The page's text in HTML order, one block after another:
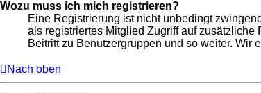
Wozu muss ich mich registrieren?
Eine Registrierung ist nicht unbedingt
als registriertes Mitglied Zugriff auf
Beitritt zu Benutzergruppen und so weiter.
Nach oben